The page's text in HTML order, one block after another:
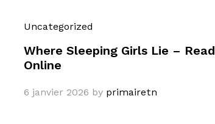
Uncategorized
Where Sleeping Girls Lie – Read
Online
6 janvier 2026 by primairetn